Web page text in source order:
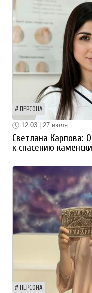
ПЕРСОНА
12:03 | 27 июля
Светлана Карпова:
к спасению
ПЕРСОНА